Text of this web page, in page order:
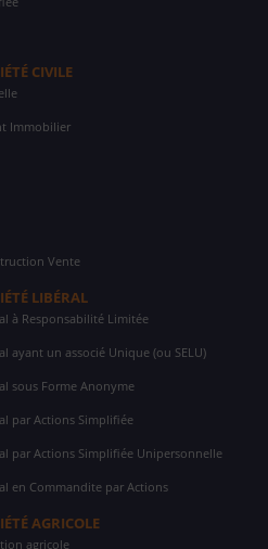
CIVILE
Immobilier
Vente
LIBÉRAL
à Responsabilité Limitée
ayant un associé Unique (ou SELU)
sous Forme Anonyme
par Actions Simplifiée
par Actions Simplifiée Unipersonnelle
en Commandite par Actions
AGRICOLE
agricole